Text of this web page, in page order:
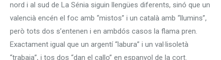
nord i al sud de La Sénia siguin llengües diferents, sinó que un
valencià encén el foc amb “mistos” i un català amb “llumins”,
però tots dos s’entenen i en ambdós casos la flama pren.
Exactament igual que un argentí “labura” i un val·lisoletà
“trabaja”, i tos dos “dan el callo” en espanyol de la cort.